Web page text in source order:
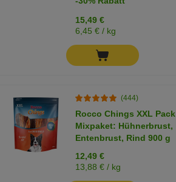
15,49 €
6,45 € / kg
(444)
Rocco Chings XXL Pack
Mixpaket: Hühnerbrust,
Entenbrust, Rind 900 g
12,49 €
13,88 € / kg